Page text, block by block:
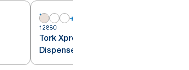
+
12880
Tork Xpressnap® Ekstra Myk
Dispenserserviett Natur N4